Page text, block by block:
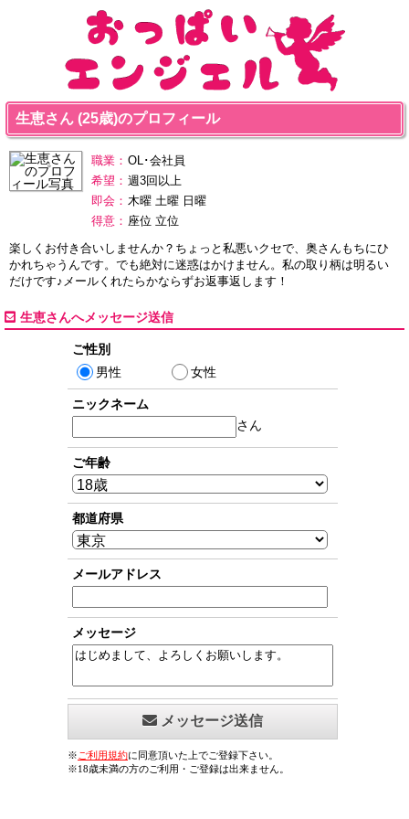
生恵さん (25歳)のプロフィール
職業： OL･会社員
希望： 週3回以上
即会： 木曜 土曜 日曜
得意： 座位 立位
楽しくお付き合いしませんか？ちょっと私悪いクセで、奥さんもちにひ
かれちゃうんです。でも絶対に迷惑はかけません。私の取り柄は明るい
だけです♪メールくれたらかならずお返事返します！
生恵さんへメッセージ送信